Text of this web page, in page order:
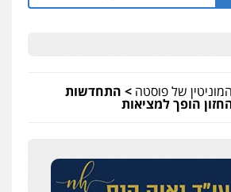
של פוסטה > התחדשות
הופך למציאות